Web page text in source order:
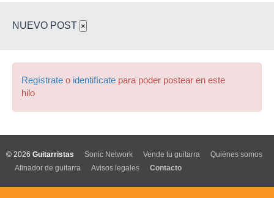
NUEVO POST ×
Regístrate o identifícate para poder postear en este
hilo
© 2026 Guitarristas Sonic Network Vende tu guitarra
Quiénes somos
Afinador de guitarra
Avisos legales Contacto